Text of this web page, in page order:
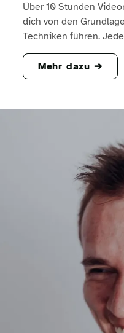
Über 10 Stunden
dich von den
Techniken führen.
Mehr dazu ➔